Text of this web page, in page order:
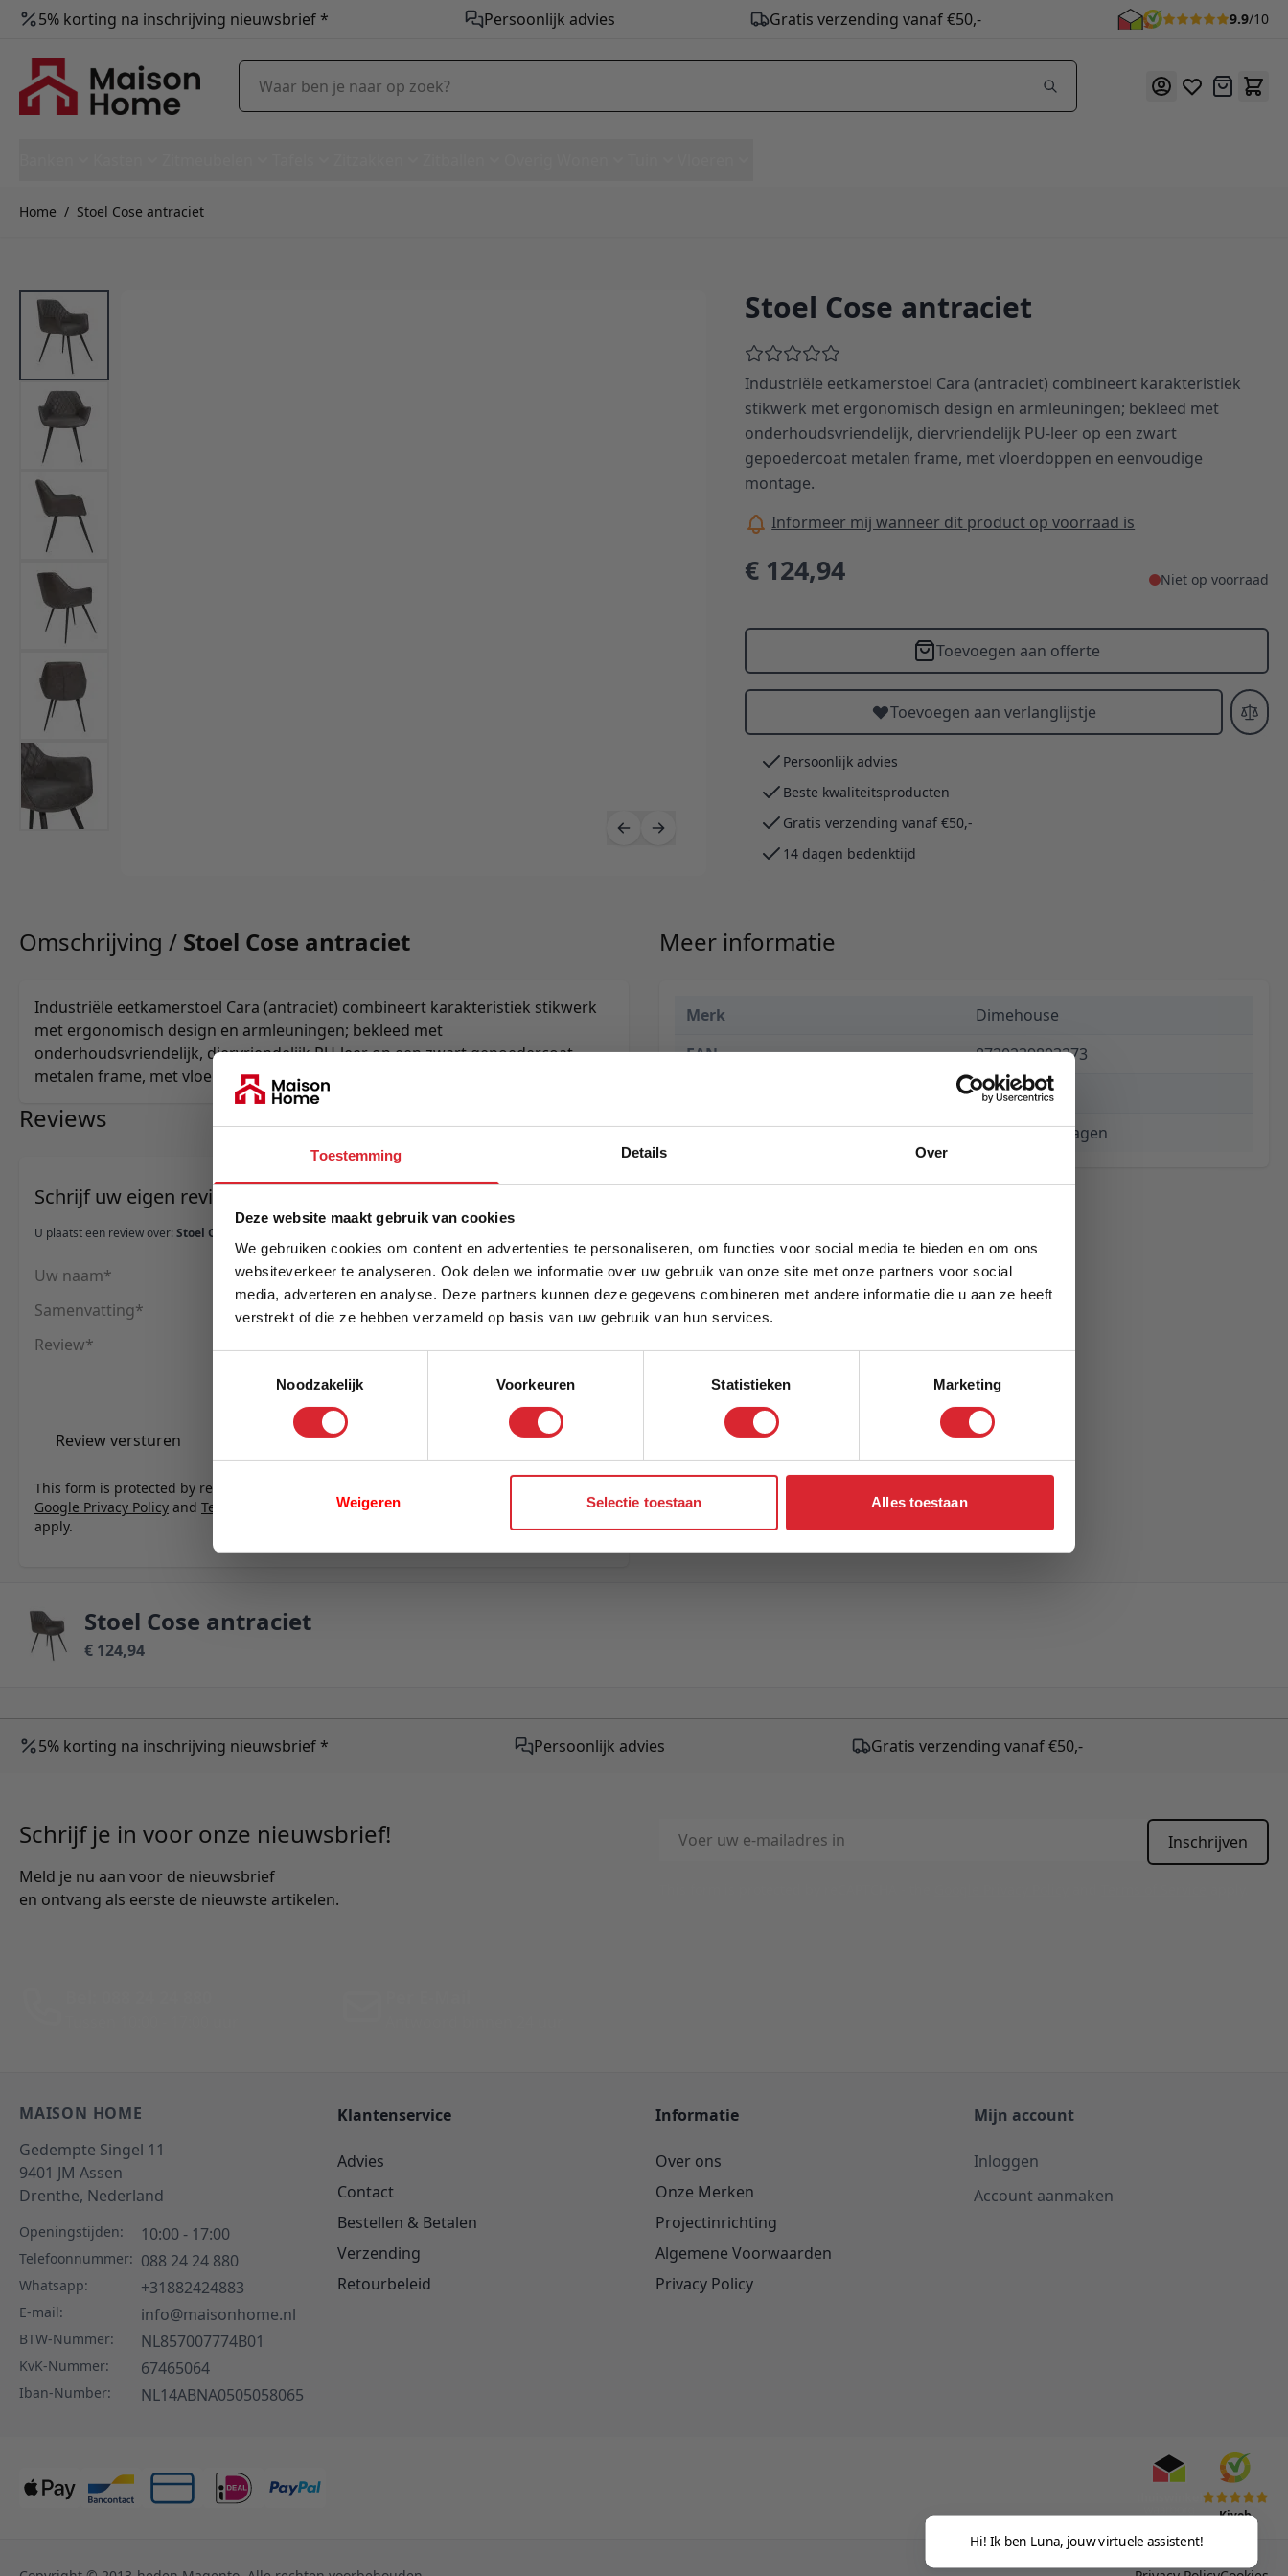
Toestemming Details Over
Deze website maakt gebruik van cookies
We gebruiken cookies om content en advertenties te personaliseren, om functies voor social media te bieden en om ons
websiteverkeer te analyseren. Ook delen we informatie over uw gebruik van onze site met onze partners voor social
media, adverteren en analyse. Deze partners kunnen deze gegevens combineren met andere informatie die u aan ze heeft
verstrekt of die ze hebben verzameld op basis van uw gebruik van hun services.
Noodzakelijk
Voorkeuren Statistieken Marketing
Weigeren Selectie toestaan Alles toestaan
5% korting na inschrijving nieuwsbrief * Persoonlijk advies Gratis verzending vanaf €50,- 9.9/10
Offerte
Waar ben je naar op zoek?
Home / Stoel Cose antraciet
Stoel Cose antraciet Stoel Cose antraciet
Industriële eetkamerstoel Cara (antraciet) combineert karakteristiek
stikwerk met ergonomisch design en armleuningen; bekleed met
onderhoudsvriendelijk, diervriendelijk PU‑leer op een zwart
gepoedercoat metalen frame, met vloerdoppen en eenvoudige
montage.
Informeer mij wanneer dit product op voorraad is
€ 124,94 Niet op voorraad
Toevoegen aan offerte
Toevoegen aan verlanglijstje
Persoonlijk advies
Beste kwaliteitsproducten
Gratis verzending vanaf €50,-
14 dagen bedenktijd
Omschrijving / Stoel Cose antraciet
Industriële eetkamerstoel Cara (antraciet) combineert karakteristiek stikwerk
met ergonomisch design en armleuningen; bekleed met
onderhoudsvriendelijk, diervriendelijk PU‑leer op een zwart gepoedercoat
metalen frame, met vloerdoppen en eenvoudige montage.
Reviews
Schrijf uw eigen review
U plaatst een review over: Stoel Cose antraciet
Uw naam
Samenvatting
Review
Review versturen
This form is protected by reCAPTCHA - the
Google Privacy Policy and Terms of Service
apply.
Meer informatie
Merk
Dimehouse
EAN
8720239803273
€ 124,94
Levertijd
3 tot 5 werkdagen
Stoel Cose antraciet
€ 124,94
5% korting na inschrijving nieuwsbrief * Persoonlijk advies Gratis verzending vanaf €50,-
Schrijf je in voor onze nieuwsbrief!
Meld je nu aan voor de nieuwsbrief
en ontvang als eerste de nieuwste artikelen.
E-mailadres
Inschrijven
MAISON HOME
Gedempte Singel 11
9401 JM Assen
Drenthe, Nederland
Openingstijden: 10:00 - 17:00
Telefoonnummer: 088 24 24 880
Whatsapp: +31882424883
E-mail: info@maisonhome.nl
BTW-Nummer: NL857007774B01
KvK-Nummer: 67465064
Iban-Number: NL14ABNA0505058065
Klantenservice
Advies
Contact
Bestellen & Betalen
Verzending
Retourbeleid
Informatie
Over ons
Onze Merken
Projectinrichting
Algemene Voorwaarden
Privacy Policy
Mijn account
Inloggen
Account aanmaken
Kiyoh
Hi! Ik ben Luna, jouw virtuele assistent!
5% Korting
Schrijf je in en ontvang direct een kortingscode